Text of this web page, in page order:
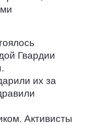
Гвардии
их за
Активисты